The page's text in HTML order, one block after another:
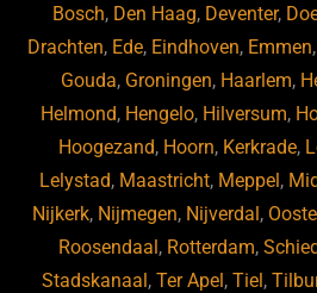
Bosch, Den Haag, Deventer,
Drachten, Ede, Eindhoven, Emmen,
Gouda, Groningen, Haarlem,
Helmond, Hengelo, Hilversum,
Hoogezand, Hoorn, Kerkrade,
Lelystad, Maastricht, Meppel ,
Nijkerk, Nijmegen, Nijverdal ,
Roosendaal , Rotterdam,
Stadskanaal ,Ter Apel ,Tiel ,